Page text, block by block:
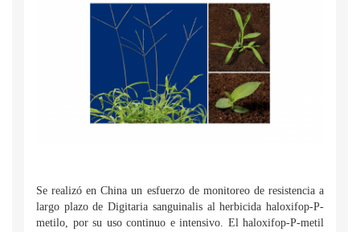
Se realizó en China un esfuerzo de monitoreo de resistencia a
largo plazo de Digitaria sanguinalis al herbicida haloxifop-P-
metilo, por su uso continuo e intensivo. El haloxifop-P-metil